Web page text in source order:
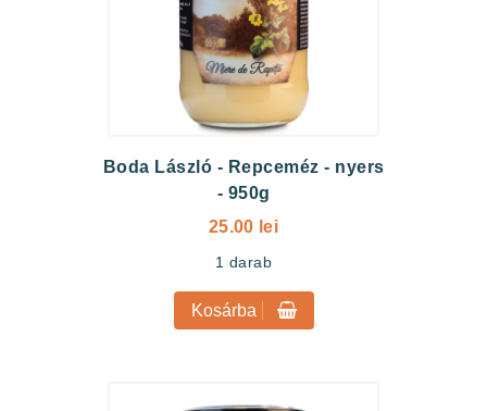
Boda László - Repceméz - nyers
- 950g
25.00 lei
1 darab
Kosárba